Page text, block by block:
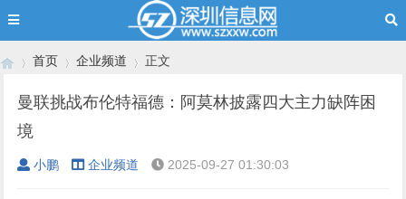
›
首页 企业频道 正文
曼联挑战布伦特福德：阿莫林披露四大主力缺阵困
境
小鹏 企业频道 2025-09-27 01:30:03